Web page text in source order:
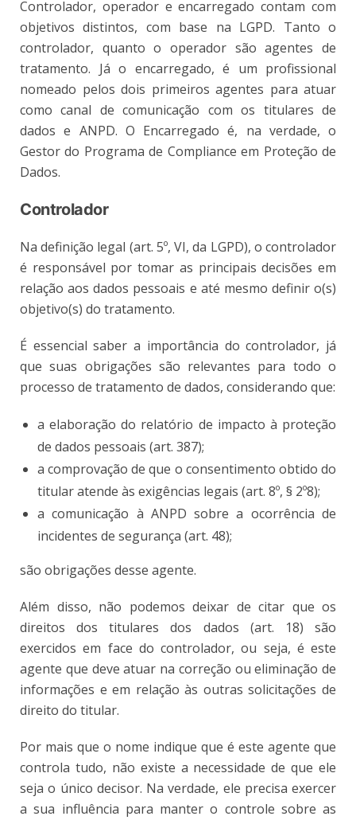
Controlador, operador e encarregado contam com
objetivos distintos, com base na LGPD. Tanto o
controlador, quanto o operador são agentes de
tratamento. Já o encarregado, é um profissional
nomeado pelos dois primeiros agentes para atuar
como canal de comunicação com os titulares de
dados e ANPD. O Encarregado é, na verdade, o
Gestor do Programa de Compliance em Proteção de
Dados.
Controlador
Na definição legal (art. 5º, VI, da LGPD), o controlador
é responsável por tomar as principais decisões em
relação aos dados pessoais e até mesmo definir o(s)
objetivo(s) do tratamento.
É essencial saber a importância do controlador, já
que suas obrigações são relevantes para todo o
processo de tratamento de dados, considerando que:
a elaboração do relatório de impacto à proteção
de dados pessoais (art. 387);
a comprovação de que o consentimento obtido do
titular atende às exigências legais (art. 8º, § 2º8);
a comunicação à ANPD sobre a ocorrência de
incidentes de segurança (art. 48);
são obrigações desse agente.
Além disso, não podemos deixar de citar que os
direitos dos titulares dos dados (art. 18) são
exercidos em face do controlador, ou seja, é este
agente que deve atuar na correção ou eliminação de
informações e em relação às outras solicitações de
direito do titular.
Por mais que o nome indique que é este agente que
controla tudo, não existe a necessidade de que ele
seja o único decisor. Na verdade, ele precisa exercer
a sua influência para manter o controle sobre as